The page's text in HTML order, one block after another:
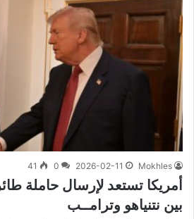
Mokhles
2026-02-11
0
41
أمريكا تستعد لإرسال حاملة
بين نتنياهو وترامــب